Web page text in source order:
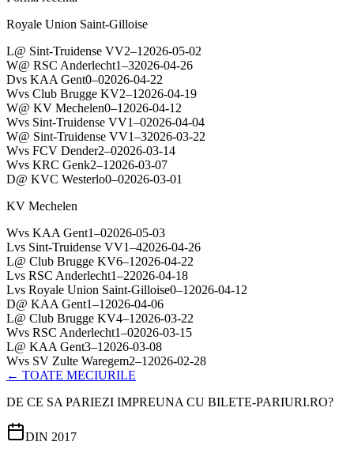
Royale Union Saint-Gilloise
L@ Sint-Truidense VV2–1 2026-05-02
W@ RSC Anderlecht1–32026-04-26
Dvs KAA Gent0–02026-04-22
Wvs Club Brugge KV2–1 2026-04-19
W@ KV Mechelen0–1 2026-04-12
Wvs Sint-Truidense VV1–02026-04-04
W@ Sint-Truidense VV1–32026-03-22
Wvs FCV Dender2–02026-03-14
Wvs KRC Genk2–1 2026-03-07
D@ KVC Westerlo0–02026-03-01
KV Mechelen
Wvs KAA Gent1–02026-05-03
Lvs Sint-Truidense VV1–42026-04-26
L@ Club Brugge KV6–1 2026-04-22
Lvs RSC Anderlecht1–22026-04-18
Lvs Royale Union Saint-Gilloise0–1 2026-04-12
D@ KAA Gent1–1 2026-04-06
L@ Club Brugge KV4–1 2026-03-22
Wvs RSC Anderlecht1–02026-03-15
L@ KAA Gent3–1 2026-03-08
Wvs SV Zulte Waregem2–1 2026-02-28
← TOATE MECIURILE
DE CE SA PARIEZI IMPREUNA CU BILETE-PARIURI.RO?
DIN 2017